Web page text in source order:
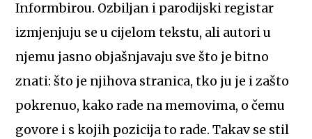
Informbirou. Ozbiljan i parodijski registar
izmjenjuju se u cijelom tekstu, ali autori u
njemu jasno objašnjavaju sve što je bitno
znati: što je njihova stranica, tko ju je i zašto
pokrenuo, kako rade na memovima, o čemu
govore i s kojih pozicija to rade. Takav se stil